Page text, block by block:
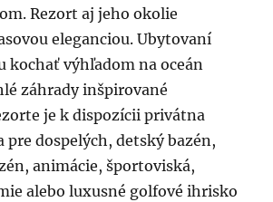
Rezort aj jeho okolie
eleganciou. Ubytovaní
kochať výhľadom na oceán
záhrady inšpirované
je k dispozícii privátna
pre dospelých, detský bazén,
animácie, športoviská,
alebo luxusné golfové ihrisko